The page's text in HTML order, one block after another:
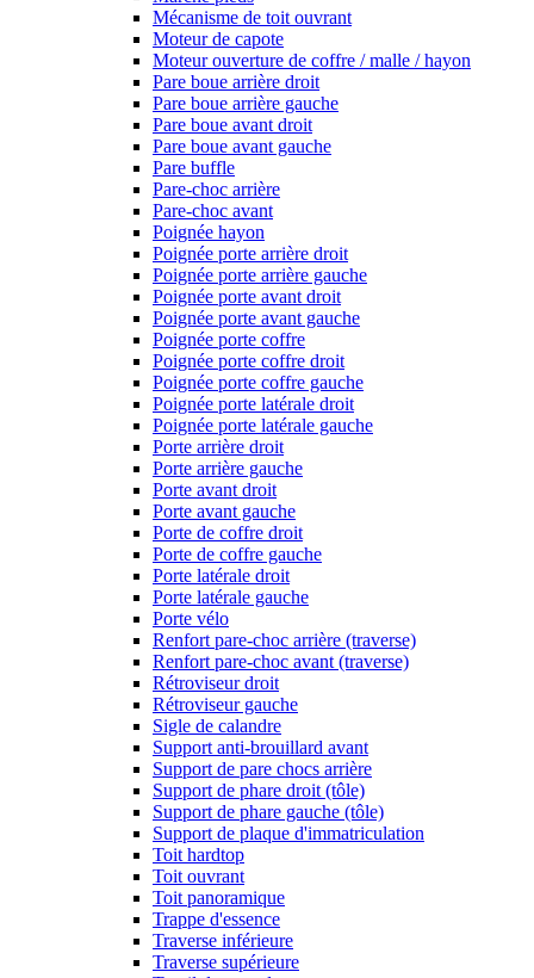
Mécanisme de toit ouvrant
Moteur de capote
Moteur ouverture de coffre / malle / hayon
Pare boue arrière droit
Pare boue arrière gauche
Pare boue avant droit
Pare boue avant gauche
Pare buffle
Pare-choc arrière
Pare-choc avant
Poignée hayon
Poignée porte arrière droit
Poignée porte arrière gauche
Poignée porte avant droit
Poignée porte avant gauche
Poignée porte coffre
Poignée porte coffre droit
Poignée porte coffre gauche
Poignée porte latérale droit
Poignée porte latérale gauche
Porte arrière droit
Porte arrière gauche
Porte avant droit
Porte avant gauche
Porte de coffre droit
Porte de coffre gauche
Porte latérale droit
Porte latérale gauche
Porte vélo
Renfort pare-choc arrière (traverse)
Renfort pare-choc avant (traverse)
Rétroviseur droit
Rétroviseur gauche
Sigle de calandre
Support anti-brouillard avant
Support de pare chocs arrière
Support de phare droit (tôle)
Support de phare gauche (tôle)
Support de plaque d'immatriculation
Toit hardtop
Toit ouvrant
Toit panoramique
Trappe d'essence
Traverse inférieure
Traverse supérieure